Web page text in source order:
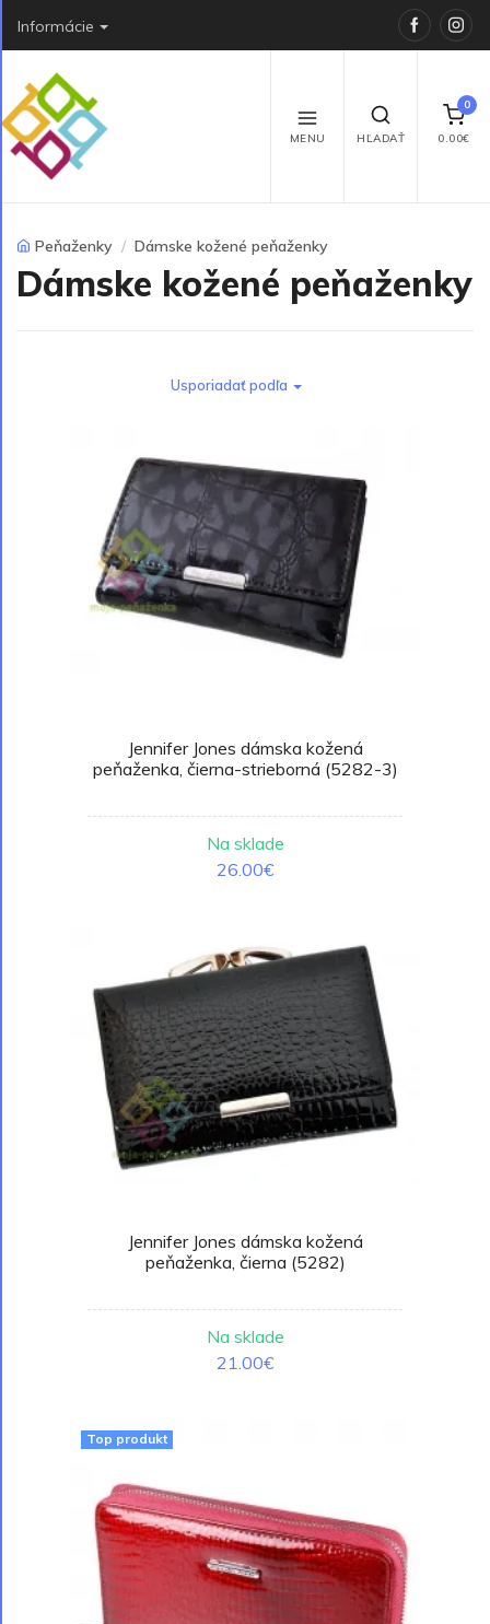
Informácie
MENU HĽADAŤ
0
0.00€
Peňaženky Dámske kožené peňaženky
Dámske kožené peňaženky
Usporiadať podľa
Jennifer Jones dámska kožená
peňaženka, čierna-strieborná (5282-3)
Na sklade
26.00€
Jennifer Jones dámska kožená
peňaženka, čierna (5282)
Na sklade
21.00€
Top produkt